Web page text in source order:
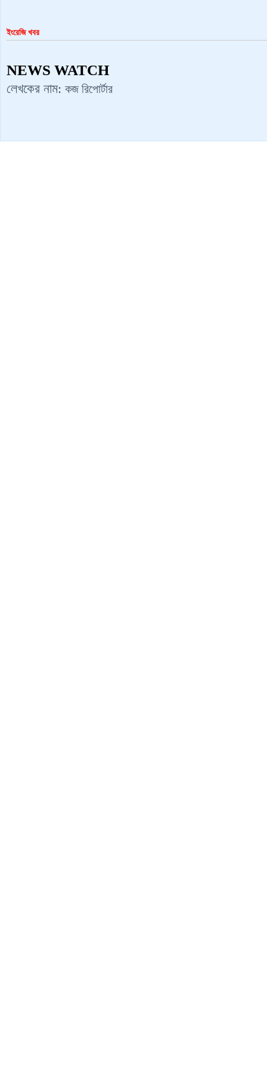
ইংরেজি খবর
NEWS WATCH
লেখকের নাম: কজ রিপোর্টার